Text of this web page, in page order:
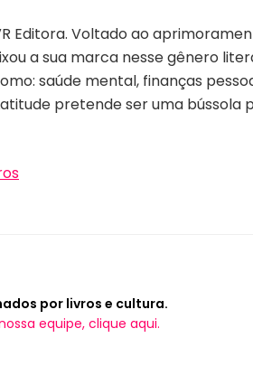
Editora. Voltado ao
a sua marca nesse gênero
saúde mental, finanças
pretende ser uma
por livros e cultura.
equipe, clique aqui.